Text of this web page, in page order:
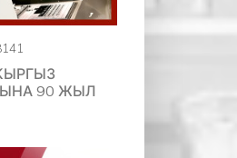
90 ЖЫЛ